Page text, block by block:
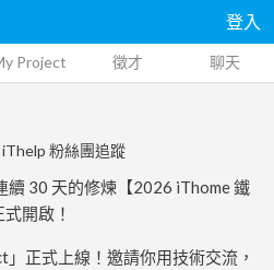
登入
Project 徵才 聊天
粉絲團追蹤
續 30 天的修煉【2026 iThome 鐵
開啟！
正式上線！邀請你用技術交流，